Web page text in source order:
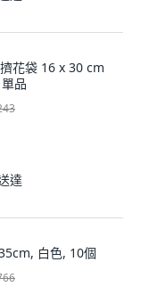
花袋 16 x 30 cm
品
達
白色, 10個